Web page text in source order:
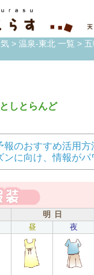
> 温泉-東北 一覧 >
しとらんど
報のおすすめ活用方
ンに向け、情報がパ
明 日
昼 夜